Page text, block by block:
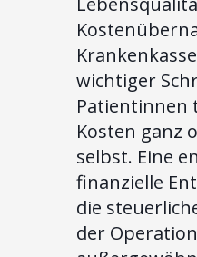
wichtiger
Patientinnen
Kosten ganz
selbst. Eine
finanzielle
die
der